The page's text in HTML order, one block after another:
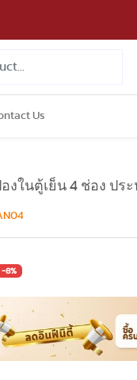
Us
งในตู้เย็น 4 ช่อง ป
-8%